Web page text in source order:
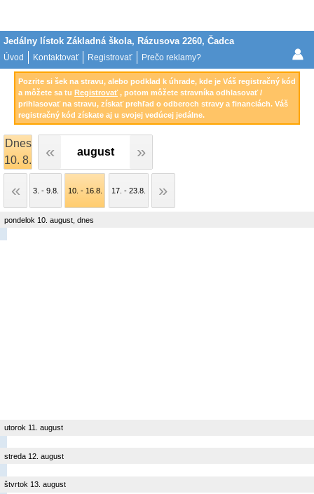
Jedálny lístok Základná škola, Rázusova 2260, Čadca
Úvod Kontaktovať Registrovať Prečo reklamy?
Pozrite si šek na stravu, alebo podklad k úhrade, kde je Váš registračný kód
a môžete sa tu Registrovať, potom môžete stravníka odhlasovať /
prihlasovať na stravu, získať prehľad o odberoch stravy a financiách. Váš
registračný kód získate aj u svojej vedúcej jedálne.
Dnes
10. 8.
august
3. - 9.8. 10. - 16.8. 17. - 23.8.
pondelok 10. august, dnes
utorok 11. august
streda 12. august
štvrtok 13. august